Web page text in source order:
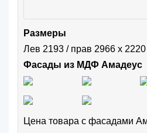
Размеры
Лев 2193 / прав 2966 х
Фасады из МДФ Амадеус
Цена товара с фасадами